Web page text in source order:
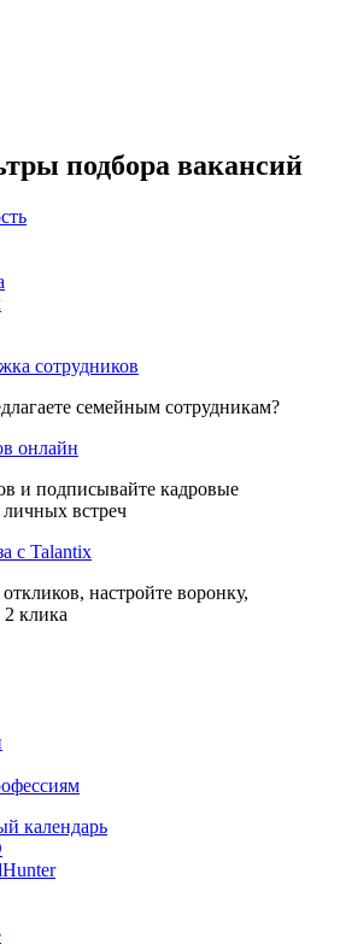
подбора вакансий
сотрудников
семейным сотрудникам?
онлайн
и подписывайте кадровые
встреч
с Talantix
настройте воронку,
2 клика
календарь